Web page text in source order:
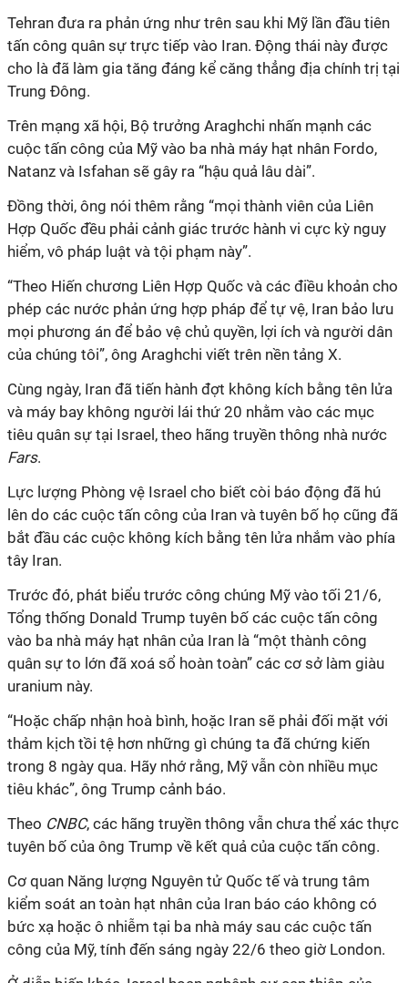
Tehran đưa ra phản ứng như trên sau khi Mỹ lần đầu tiên
tấn công quân sự trực tiếp vào Iran. Động thái này được
cho là đã làm gia tăng đáng kể căng thẳng địa chính trị tại
Trung Đông.
Trên mạng xã hội, Bộ trưởng Araghchi nhấn mạnh các
cuộc tấn công của Mỹ vào ba nhà máy hạt nhân Fordo,
Natanz và Isfahan sẽ gây ra “hậu quả lâu dài”.
Đồng thời, ông nói thêm rằng “mọi thành viên của Liên
Hợp Quốc đều phải cảnh giác trước hành vi cực kỳ nguy
hiểm, vô pháp luật và tội phạm này”.
“Theo Hiến chương Liên Hợp Quốc và các điều khoản cho
phép các nước phản ứng hợp pháp để tự vệ, Iran bảo lưu
mọi phương án để bảo vệ chủ quyền, lợi ích và người dân
của chúng tôi”, ông Araghchi viết trên nền tảng X.
Cùng ngày, Iran đã tiến hành đợt không kích bằng tên lửa
và máy bay không người lái thứ 20 nhằm vào các mục
tiêu quân sự tại Israel, theo hãng truyền thông nhà nước
Fars.
Lực lượng Phòng vệ Israel cho biết còi báo động đã hú
lên do các cuộc tấn công của Iran và tuyên bố họ cũng đã
bắt đầu các cuộc không kích bằng tên lửa nhắm vào phía
tây Iran.
Trước đó, phát biểu trước công chúng Mỹ vào tối 21/6,
Tổng thống Donald Trump tuyên bố các cuộc tấn công
vào ba nhà máy hạt nhân của Iran là “một thành công
quân sự to lớn đã xoá sổ hoàn toàn” các cơ sở làm giàu
uranium này.
“Hoặc chấp nhận hoà bình, hoặc Iran sẽ phải đối mặt với
thảm kịch tồi tệ hơn những gì chúng ta đã chứng kiến
trong 8 ngày qua. Hãy nhớ rằng, Mỹ vẫn còn nhiều mục
tiêu khác”, ông Trump cảnh báo.
Theo CNBC, các hãng truyền thông vẫn chưa thể xác thực
tuyên bố của ông Trump về kết quả của cuộc tấn công.
Cơ quan Năng lượng Nguyên tử Quốc tế và trung tâm
kiểm soát an toàn hạt nhân của Iran báo cáo không có
bức xạ hoặc ô nhiễm tại ba nhà máy sau các cuộc tấn
công của Mỹ, tính đến sáng ngày 22/6 theo giờ London.